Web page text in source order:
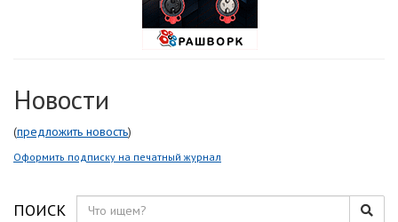
Новости
(предложить новость)
Оформить подписку на печатный журнал
ПОИСК